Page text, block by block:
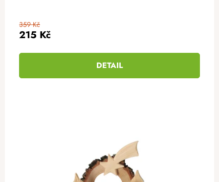
215 Kč
359 Kč
DETAIL